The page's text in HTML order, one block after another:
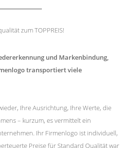
zum TOPPREIS!
und Markenbindung,
transportiert viele
Ihre Ausrichtung, Ihre Werte, die
– kurzum, es vermittelt ein
Ihr Firmenlogo ist individuell,
Preise für Standard Qualität war